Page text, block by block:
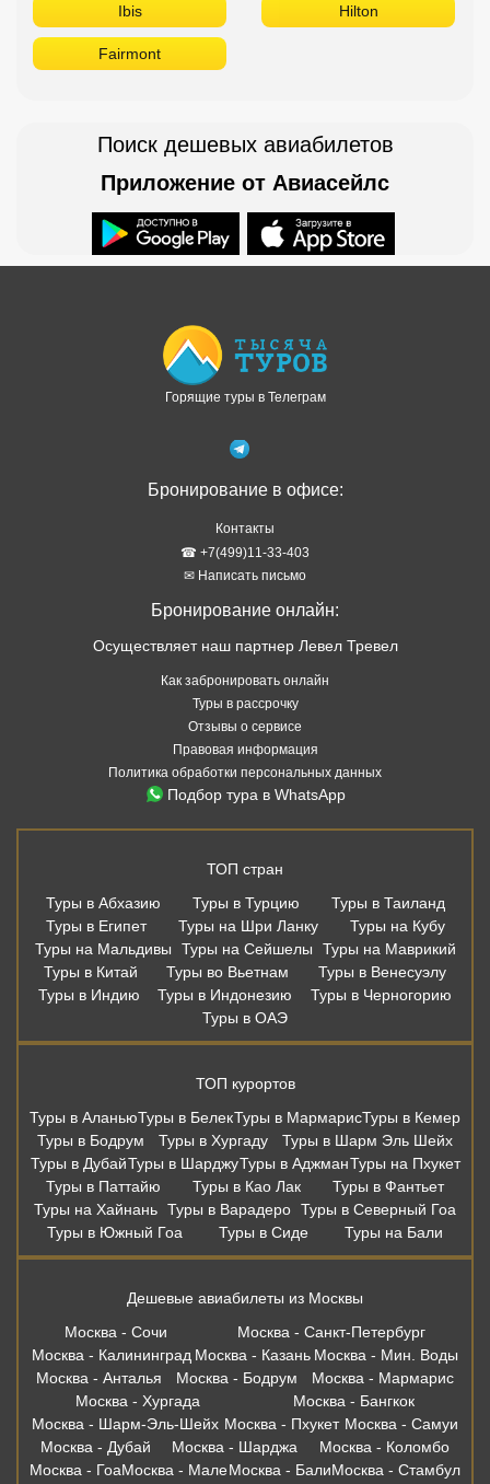
Ibis Hilton
Fairmont
Поиск дешевых авиабилетов
Приложение от Авиасейлс
Горящие туры в Телеграм
Бронирование в офисе:
Контакты
☎ +7(499)11-33-403
✉ Написать письмо
Бронирование онлайн:
Осуществляет наш партнер Левел Тревел
Как забронировать онлайн
Туры в рассрочку
Отзывы о сервисе
Правовая информация
Политика обработки персональных данных
Подбор тура в WhatsApp
ТОП стран
Туры в Абхазию
Туры в Турцию
Туры в Таиланд
Туры в Египет
Туры на Шри Ланку
Туры на Кубу
Туры на Мальдивы
Туры на Сейшелы
Туры на Маврикий
Туры в Китай
Туры во Вьетнам
Туры в Венесуэлу
Туры в Индию
Туры в Индонезию
Туры в Черногорию
Туры в ОАЭ
ТОП курортов
Туры в АланьюТуры в БелекТуры в МармарисТуры в Кемер
Туры в Бодрум
Туры в Хургаду
Туры в Шарм Эль Шейх
Туры в ДубайТуры в ШарджуТуры в АджманТуры на Пхукет
Туры в Паттайю
Туры в Као Лак
Туры в Фантьет
Туры на Хайнань Туры в Варадеро Туры в Северный Гоа
Туры в Южный Гоа
Туры в Сиде Туры на Бали
Дешевые авиабилеты из Москвы
Москва - Сочи
Москва - Санкт-Петербург
Москва - Калининград Москва - Казань Москва - Мин. Воды
Москва - Анталья
Москва - Бодрум
Москва - Мармарис
Москва - Хургада
Москва - Бангкок
Москва - Шарм-Эль-Шейх Москва - Пхукет Москва - Самуи
Москва - Дубай
Москва - Шарджа
Москва - Коломбо
Москва - ГоаМосква - МалеМосква - БалиМосква - Стамбул